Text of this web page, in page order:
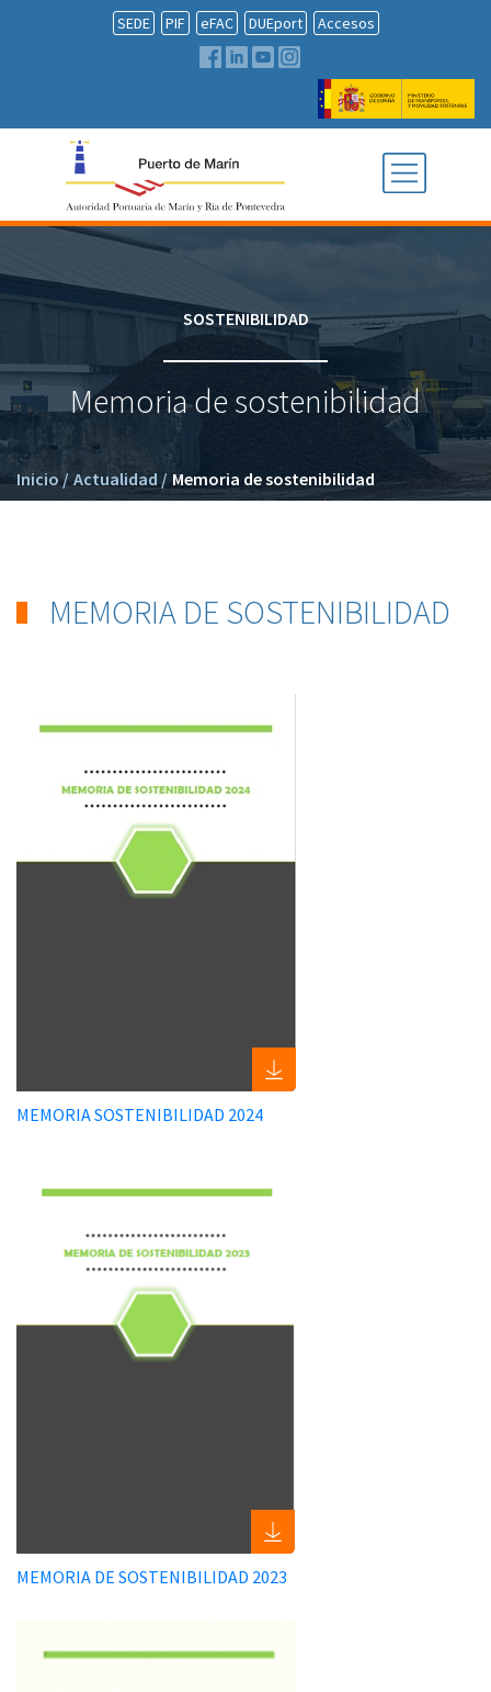
SEDE PIF eFAC DUEport Accesos
SOSTENIBILIDAD
Memoria de sostenibilidad
Inicio/ Actualidad / Memoria de sostenibilidad
MEMORIA DE SOSTENIBILIDAD
MEMORIA SOSTENIBILIDAD 2024
MEMORIA DE SOSTENIBILIDAD 2023